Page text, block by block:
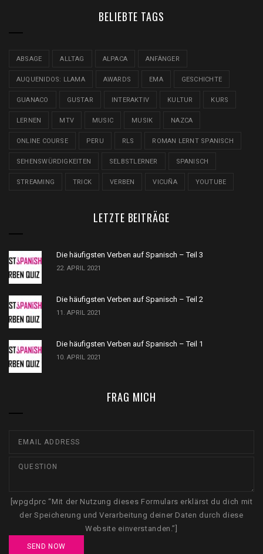
BELIEBTE TAGS
ABSAGE ALLTAG ALPACA ANFÄNGER
AUQUENIDOS: LLAMA AWARDS EMA GESCHICHTE
GUANACO GUSTAR INTERAKTIV KULTUR KURS
LERNEN MTV MUSIC MUSIK NAZCA
ONLINE COURSE PERU RLS ROMAN LERNT SPANISCH
SEHENSWÜRDIGKEITEN SELBSTLERNER SPANISCH
STREAMING TRICK VERBEN VICUÑA YOUTUBE
LETZTE BEITRÄGE
Die häufigsten Verben auf Spanisch – Teil 3
22. APRIL 2021
Die häufigsten Verben auf Spanisch – Teil 2
11. APRIL 2021
Die häufigsten Verben auf Spanisch – Teil 1
10. APRIL 2021
FRAG MICH
[wpgdprc “Mit der Nutzung dieses Formulars erklärst du dich mit
der Speicherung und Verarbeitung deiner Daten durch diese
Website einverstanden.”]